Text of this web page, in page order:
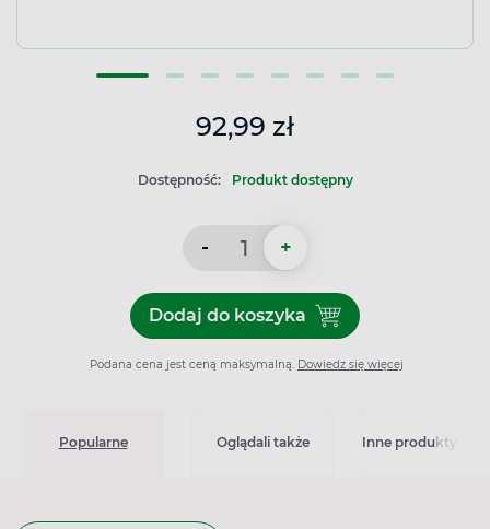
92,99 zł
Dostępność: Produkt dostępny
- +
Dodaj do koszykaDodaj do koszyka 4Flex,
Podana cena jest ceną maksymalną. Dowiedz się więcej
Popularne Oglądali także Inne produkty z